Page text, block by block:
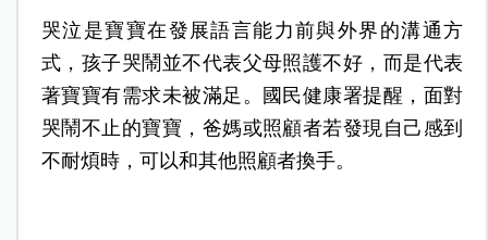
哭泣是寶寶在發展語言能力前與外界的溝通方
式，孩子哭鬧並不代表父母照護不好，而是代表
著寶寶有需求未被滿足。國民健康署提醒，面對
哭鬧不止的寶寶，爸媽或照顧者若發現自己感到
不耐煩時，可以和其他照顧者換手。